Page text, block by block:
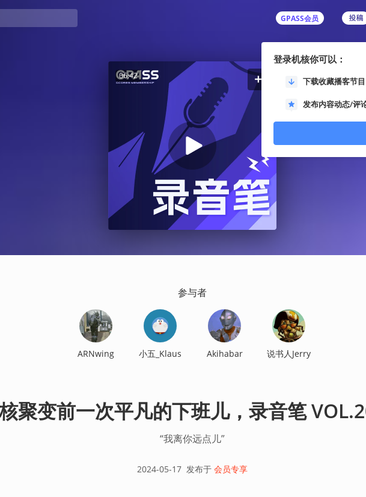
GPASS会员
登录机核你可以：
下载收藏播客节目
发布内容动态/评
06:42
参与者
ARNwing 小五_Klaus Akihabar 说书人Jerry
聚变前一次平凡的下班儿，录音笔
“我离你远点儿”
2024-05-17 发布于 会员专享